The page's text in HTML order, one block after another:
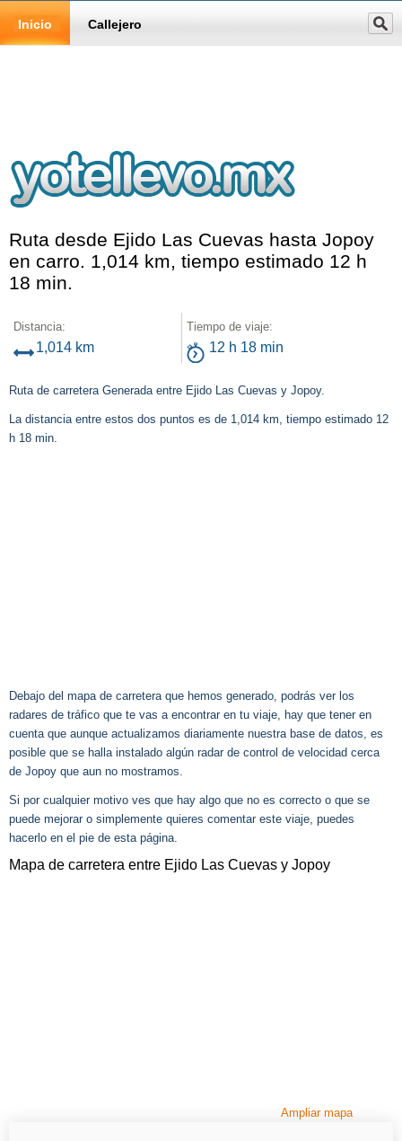
Inicio Callejero
Ruta desde Ejido Las Cuevas hasta Jopoy
en carro. 1,014 km, tiempo estimado 12 h
18 min.
Distancia:
1,014 km
Tiempo de viaje:
12 h 18 min
Ruta de carretera Generada entre Ejido Las Cuevas y Jopoy.
La distancia entre estos dos puntos es de 1,014 km, tiempo estimado 12
h 18 min.
Debajo del mapa de carretera que hemos generado, podrás ver los
radares de tráfico que te vas a encontrar en tu viaje, hay que tener en
cuenta que aunque actualizamos diariamente nuestra base de datos, es
posible que se halla instalado algún radar de control de velocidad cerca
de Jopoy que aun no mostramos.
Si por cualquier motivo ves que hay algo que no es correcto o que se
puede mejorar o simplemente quieres comentar este viaje, puedes
hacerlo en el pie de esta página.
Mapa de carretera entre Ejido Las Cuevas y Jopoy
Ampliar mapa